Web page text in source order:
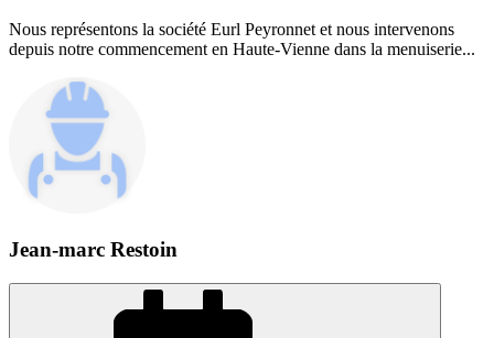
Nous représentons la société Eurl Peyronnet et nous intervenons
depuis notre commencement en Haute-Vienne dans la menuiserie...
Jean-marc Restoin